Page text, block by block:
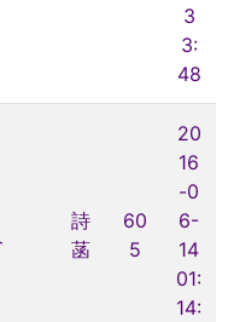
3
3:
48
詩
菡
60
5
20
16
-0
6-
14
01:
14: